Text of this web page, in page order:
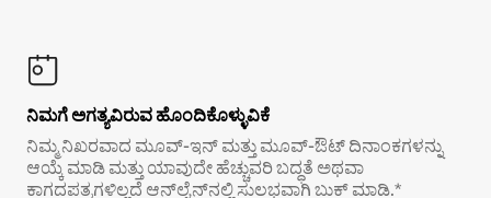
ನಿಮಗೆ ಅಗತ್ಯವಿರುವ ಹೊಂದಿಕೊಳ್ಳುವಿಕೆ
ನಿಮ್ಮ ನಿಖರವಾದ ಮೂವ್-ಇನ್ ಮತ್ತು ಮೂವ್-ಔಟ್ ದಿನಾಂಕಗಳನ್ನು
ಆಯ್ಕೆ ಮಾಡಿ ಮತ್ತು ಯಾವುದೇ ಹೆಚ್ಚುವರಿ ಬದ್ಧತೆ ಅಥವಾ
ಕಾಗದಪತ್ರಗಳಿಲ್ಲದೆ ಆನ್‌ಲೈನ್‌ನಲ್ಲಿ ಸುಲಭವಾಗಿ ಬುಕ್ ಮಾಡಿ.*